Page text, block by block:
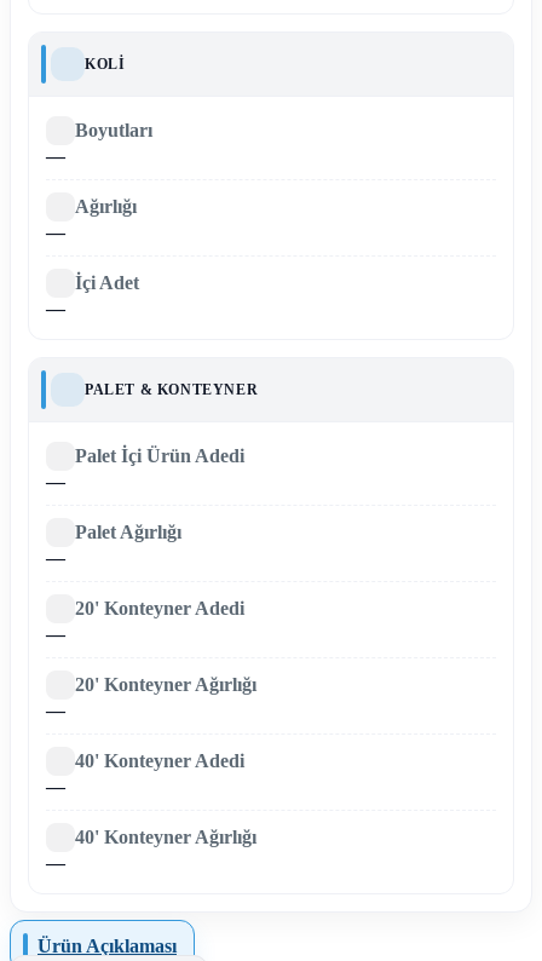
KOLI
Boyutları
—
Ağırlığı
—
İçi Adet
—
PALET & KONTEYNER
Palet İçi Ürün Adedi
—
Palet Ağırlığı
—
20' Konteyner Adedi
—
20' Konteyner Ağırlığı
—
40' Konteyner Adedi
—
40' Konteyner Ağırlığı
—
Ürün Açıklaması